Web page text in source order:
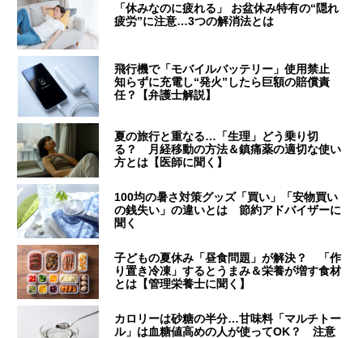
「休みなのに疲れる」 お盆休み特有の“隠れ
疲労”に注意…3つの解消法とは
飛行機で「モバイルバッテリー」使用禁止
知らずに充電し“発火”したら巨額の賠償責
任？【弁護士解説】
夏の旅行と重なる…「生理」どう乗り切
る？ 月経移動の方法＆鎮痛薬の適切な使い
方とは【医師に聞く】
100均の暑さ対策グッズ「買い」「安物買い
の銭失い」の違いとは 節約アドバイザーに
聞く
子どもの夏休み「昼食問題」が解決？ 「作
り置き冷凍」するとうまみ＆栄養が増す食材
とは【管理栄養士に聞く】
カロリーは砂糖の半分…甘味料「マルチトー
ル」は血糖値高めの人が使ってOK？ 注意